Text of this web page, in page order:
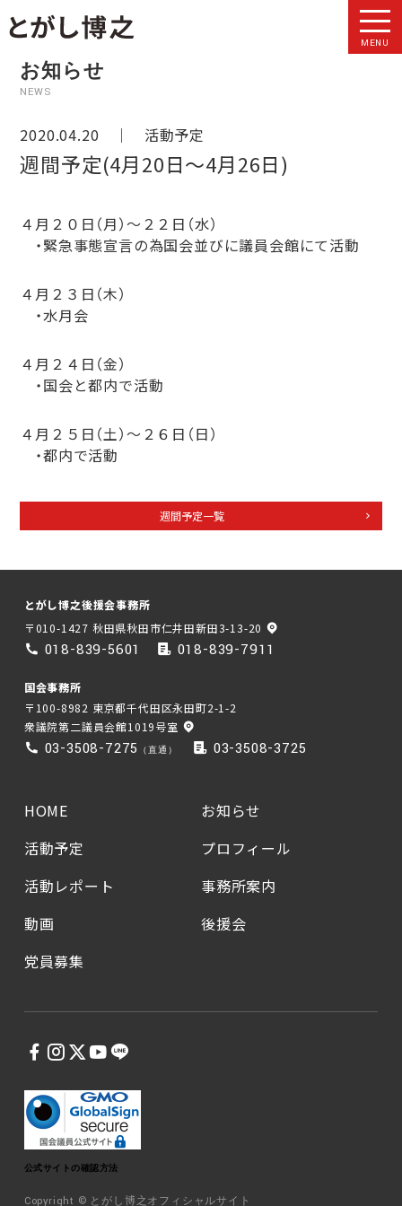
MENU
お知らせ
NEWS
2020.04.20 ｜ 活動予定
週間予定(4月20日～4月26日)
４月２０日（月）〜２２日（水）
・緊急事態宣言の為国会並びに議員会館にて活動
４月２３日（木）
・水月会
４月２４日（金）
・国会と都内で活動
４月２５日（土）〜２６日（日）
・都内で活動
週間予定一覧
とがし博之後援会事務所
〒010-1427 秋田県秋田市仁井田新田3-13-20
018-839-5601 018-839-7911
国会事務所
〒100-8982 東京都千代田区永田町2-1-2
衆議院第二議員会館1019号室
03-3508-7275 （直通） 03-3508-3725
HOME
お知らせ
活動予定
プロフィール
活動レポート
事務所案内
動画
後援会
党員募集
公式サイトの確認方法
Copyright © とがし博之オフィシャルサイト